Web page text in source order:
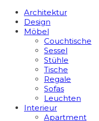
Architektur
Design
Möbel
Couchtische
Sessel
Stühle
Tische
Regale
Sofas
Leuchten
Interieur
Apart­ment